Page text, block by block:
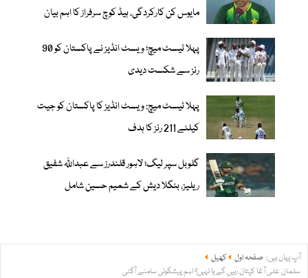
مایوس کن کارکردگی، ہیڈ کوچ سرفراز کا اہم بیان
پہلا ٹیسٹ میچ؛ ویسٹ انڈیز نے پاکستان کو 90
رنز سے شکست دیدی
پہلا ٹیسٹ میچ: ویسٹ انڈیز کا پاکستان کو جیت
کیلئے 211 رنز کا ہدف
گلوبل سپر لیگ؛ لاہور قلندرز سے عبداللّٰہ شفیق
ریلیز، بنگلا دیش کے شمیم حسین شامل
آپ یہاں ہیں: صفحہ اول
کھیل
سلمان علی آغا کپتان رہیں گے یا نہیں؟ اہم پیشگوئی سامنے آگئی